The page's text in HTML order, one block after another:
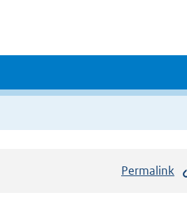
Permalink